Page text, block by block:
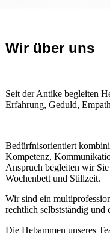
Wir über uns
Seit der Antike begleiten
Erfahrung, Geduld,
Bedürfnisorientiert
Kompetenz,
Anspruch begleiten wir
Wochenbett und Stillzeit.
Wir sind ein
rechtlich selbstständig und
Die Hebammen unseres